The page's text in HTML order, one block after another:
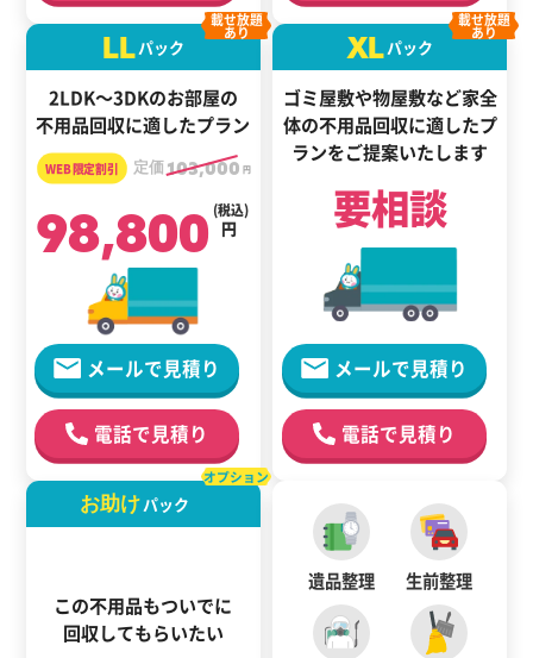
LLパック
2LDK～3DKのお部屋の
不用品回収に適したプラン
載せ放題
あり
定価103,000 円
98,800 円
(税込)
メールで見積り
電話で見積り
XLパック
ゴミ屋敷や物屋敷など家全
体の不用品回収に適したプ
ランをご提案いたします
載せ放題
あり
要相談
メールで見積り
電話で見積り
お助けパック
この不用品もついでに
回収してもらいたい
オプション
遺品整理 生前整理